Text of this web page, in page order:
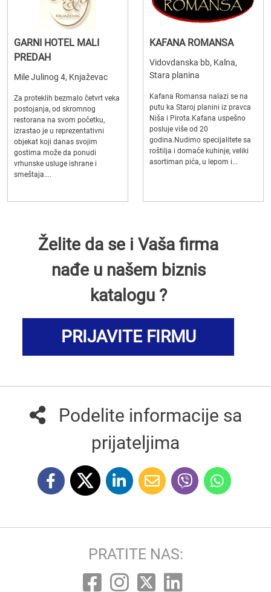
GARNI HOTEL MALI
PREDAH
Mile Julinog 4, Knjaževac
Za proteklih bezmalo četvrt veka
postojanja, od skromnog
restorana na svom početku,
izrastao je u reprezentativni
objekat koji danas svojim
gostima može da ponudi
vrhunske usluge ishrane i
smeštaja....
KAFANA ROMANSA
Vidovdanska bb, Kalna,
Stara planina
Kafana Romansa nalazi se na
putu ka Staroj planini iz pravca
Niša i Pirota.Kafana uspešno
posluje više od 20
godina.Nudimo specijalitete sa
roštilja i domaće kuhinje, veliki
asortiman pića, u lepom i...
Želite da se i Vaša firma
nađe u našem biznis
katalogu ?
PRIJAVITE FIRMU
Podelite informacije sa
prijateljima
PRATITE NAS: